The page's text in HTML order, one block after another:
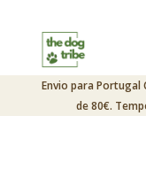
Envio para
de 80€.